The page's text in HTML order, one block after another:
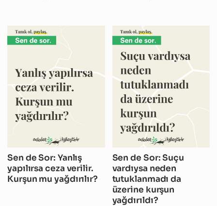
Sen de Sor: Yanlış
yapılırsa ceza verilir.
Kurşun mu yağdırılır?
Sen de Sor: Suçu
vardıysa neden
tutuklanmadı da
üzerine kurşun
yağdırıldı?